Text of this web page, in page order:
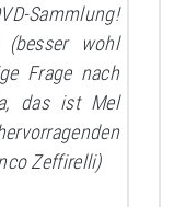
Sammlung!
wohl
Frage nach
das ist Mel
Zeffirelli)